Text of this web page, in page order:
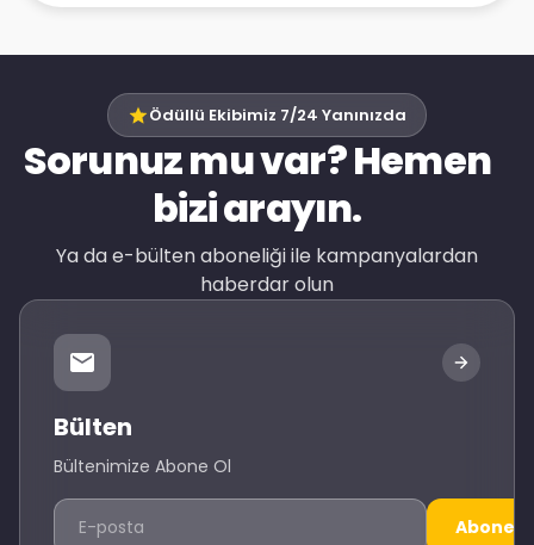
Ödüllü Ekibimiz 7/24 Yanınızda
Sorunuz mu var? Hemen
bizi arayın.
Ya da e-bülten aboneliği ile kampanyalardan
haberdar olun
Bülten
Bültenimize Abone Ol
Abone